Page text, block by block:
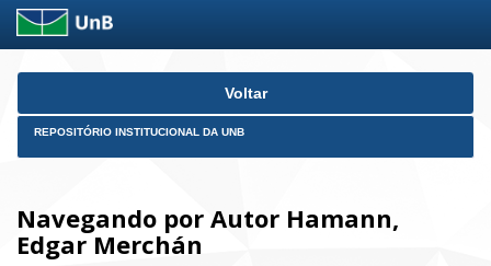
Skip
Voltar
REPOSITÓRIO INSTITUCIONAL DA UNB
Navegando por Autor Hamann,
Edgar Merchán